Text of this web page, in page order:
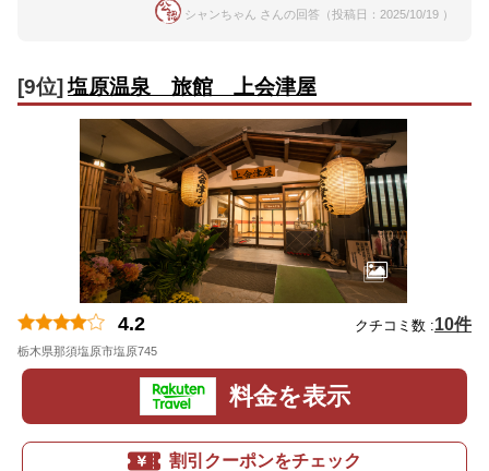
シャンちゃん さんの回答（投稿日：2025/10/19 ）
[9位] 塩原温泉 旅館 上会津屋
4.2 クチコミ数 :10件
栃木県那須塩原市塩原745
料金を表示
割引クーポンをチェック